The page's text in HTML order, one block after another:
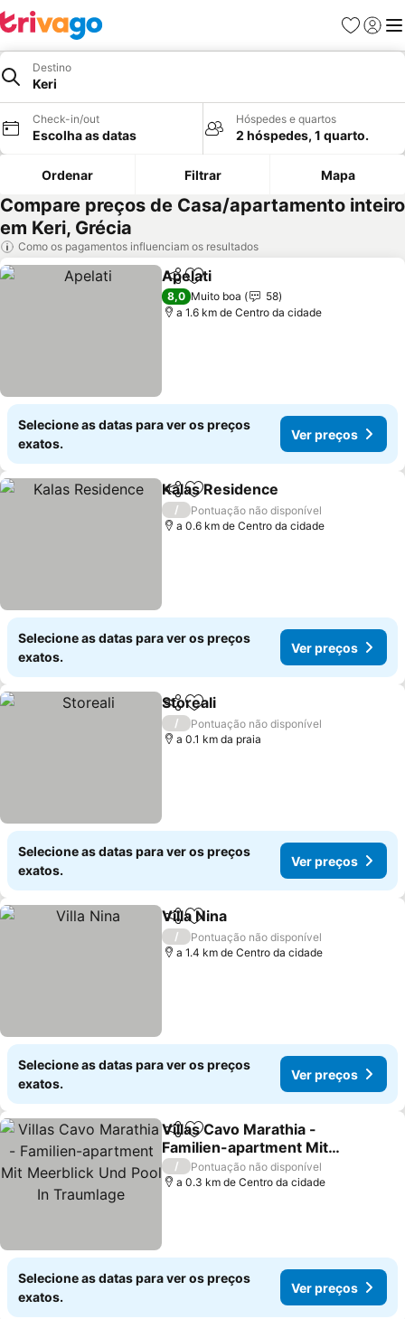
Favoritos
Iniciar
Destino
Keri
Check-in/out
Escolha as datas
Hóspedes e quartos
2 hóspedes, 1 quarto.
Ordenar Filtrar Mapa
Compare preços de Casa/apartamento inteiro
em Keri, Grécia
Como os pagamentos influenciam os resultados
PartilharAdicionar aos favoritos
Apelati
8,0 Muito boa
58
a 1.6 km de Centro da cidade
Selecione as datas para ver os preços
exatos.
Ver preços
PartilharAdicionar aos favoritos
Kalas Residence
/
Pontuação não disponível
a 0.6 km de Centro da cidade
Selecione as datas para ver os preços
exatos.
Ver preços
PartilharAdicionar aos favoritos
Storeali
/
Pontuação não disponível
a 0.1 km da praia
Selecione as datas para ver os preços
exatos.
Ver preços
PartilharAdicionar aos favoritos
Villa Nina
/
Pontuação não disponível
a 1.4 km de Centro da cidade
Selecione as datas para ver os preços
exatos.
Ver preços
PartilharAdicionar aos favoritos
Villas Cavo Marathia -
Familien-apartment Mit
Meerblick Und Pool In
Traumlage
/
Pontuação não disponível
a 0.3 km de Centro da cidade
Selecione as datas para ver os preços
exatos.
Ver preços